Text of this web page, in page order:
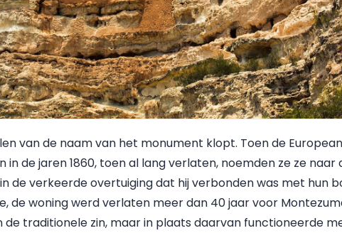
van de naam van het monument klopt. Toen de
in de jaren 1860, toen al lang verlaten, noemden ze ze
de verkeerde overtuiging dat hij verbonden was met hun
de woning werd verlaten meer dan 40 jaar voor
de traditionele zin, maar in plaats daarvan functioneerde